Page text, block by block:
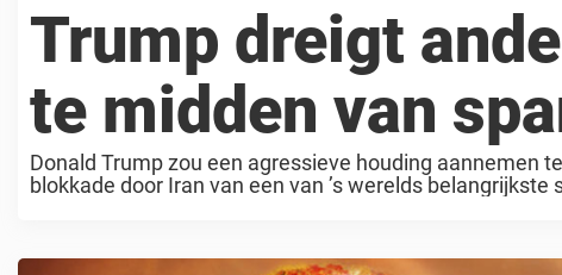
Trump dreigt
te midden van
Donald Trump zou een agressieve houding aannemen
blokkade door Iran van een van ’s werelds